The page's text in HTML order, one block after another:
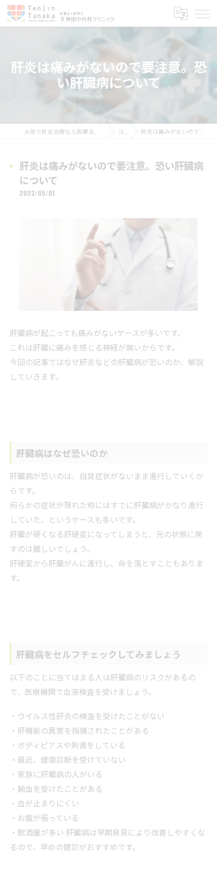
肝炎は痛みがないので要注意。恐
い肝臓病について
コラム 肝炎は痛みがないので要注意。恐い肝臓病について
肝炎は痛みがないので要注意。恐い肝臓病
について
2023/05/01
肝臓病が起こっても痛みがないケースが多いです。
これは肝臓に痛みを感じる神経が無いからです。
今回の記事ではなぜ肝炎などの肝臓病が恐いのか、解説
していきます。
肝臓病はなぜ恐いのか
肝臓病が恐いのは、自覚症状がないまま進行していくか
らです。
何らかの症状が現れた時にはすでに肝臓病がかなり進行
していた、というケースも多いです。
肝臓が硬くなる肝硬変になってしまうと、元の状態に戻
すのは難しいでしょう。
肝硬変から肝臓がんに進行し、命を落とすこともありま
す。
肝臓病をセルフチェックしてみましょう
以下のことに当てはまる人は肝臓病のリスクがあるの
で、医療機関で血液検査を受けましょう。
・ウイルス性肝炎の検査を受けたことがない
・肝機能の異常を指摘されたことがある
・ボディピアスや刺青をしている
・最近、健康診断を受けていない
・家族に肝臓病の人がいる
・輸血を受けたことがある
・血が止まりにくい
・お腹が張っている
・飲酒量が多い 肝臓病は早期発見により改善しやすくな
るので、早めの健診がおすすめです。